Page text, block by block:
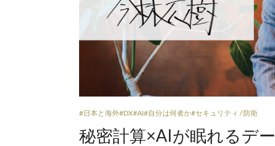
#日本と海外#DX#AI#自分は何者か#セキュリティ / 防衛
秘密計算×AIが眠れるデ